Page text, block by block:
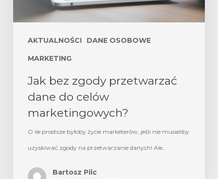
AKTUALNOŚCI DANE OSOBOWE
MARKETING
Jak bez zgody przetwarzać
dane do celów
marketingowych?
O ile prostsze byłoby życie marketerów, jeśli nie musieliby
uzyskiwać zgody na przetwarzanie danych! Ale…
Bartosz Pilc